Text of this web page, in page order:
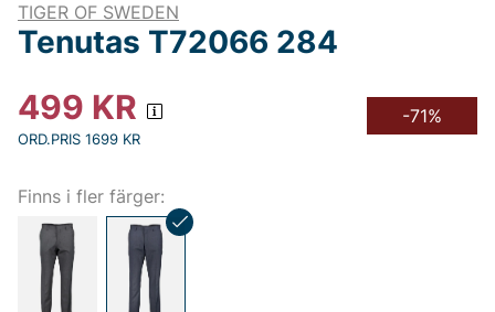
TIGER OF SWEDEN
Tenutas T72066 284
499 KR
ORD.PRIS 1699 KR
-71%
Finns i fler färger: